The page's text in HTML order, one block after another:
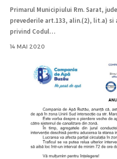
Primarul Municipiului Rm. Sarat,
prevederile art.133, alin.(2), lit.a) si
privind Codul…
14 MAI 2020